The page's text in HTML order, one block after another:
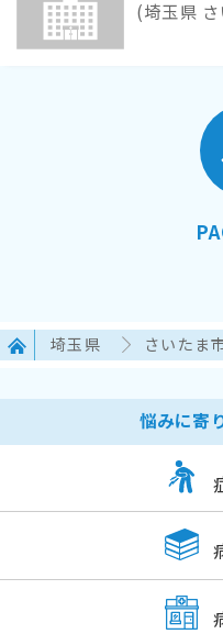
(埼玉県
埼玉県 さいたま
悩みに寄